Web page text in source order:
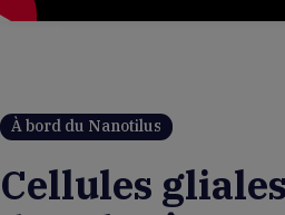
À bord du Nanotilus
Cellules